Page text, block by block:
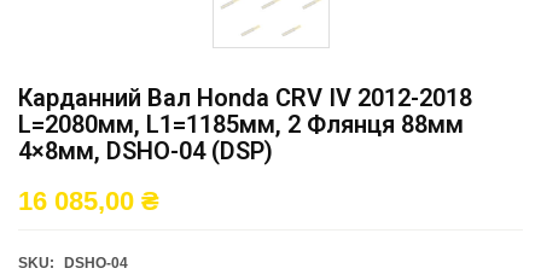
Карданний Вал Honda CRV IV 2012-2018
L=2080мм, L1=1185мм, 2 Флянця 88мм
4×8мм, DSHO-04 (DSP)
16 085,00 ₴
SKU: DSHO-04